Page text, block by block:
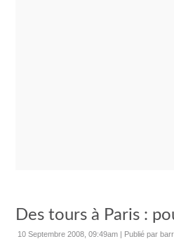
Des tours à Paris :
10 Septembre 2008, 09:49am | Publié par